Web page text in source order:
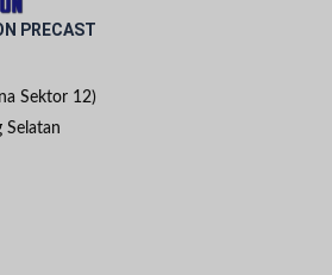
PRECAST
Sektor 12)
Selatan